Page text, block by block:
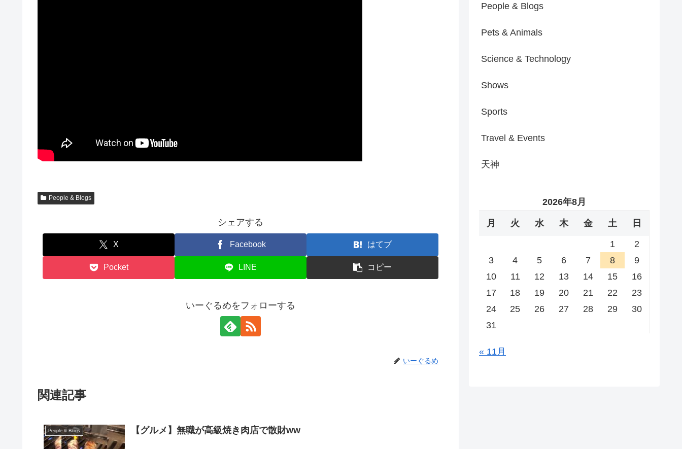
People & Blogs
シェアする
X Facebook はてブ
Pocket LINE コピー
いーぐるめをフォローする
いーぐるめ
関連記事
People & Blogs 【グルメ】無職が高級焼き肉店で散財ww
People & Blogs
Pets & Animals
Science & Technology
Shows
Sports
Travel & Events
天神
2026年8月
月 火 水 木 金 土 日
1
2
3
4 5 6 7 8
9
10
11 12 13 14 15
16
17
18 19 20 21 22
23
24
25 26 27 28 29
30
31
« 11月